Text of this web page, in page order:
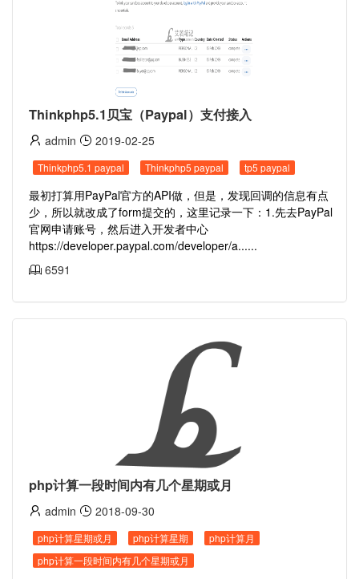
Thinkphp5.1贝宝（Paypal）支付接入
admin 2019-02-25
Thinkphp5.1 paypal Thinkphp5 paypal tp5 paypal
最初打算用PayPal官方的API做，但是，发现回调的信息有点
少，所以就改成了form提交的，这里记录一下：1.先去PayPal
官网申请账号，然后进入开发者中心
https://developer.paypal.com/developer/a......
6591
php计算一段时间内有几个星期或月
admin 2018-09-30
php计算星期或月 php计算星期
php计算月
php计算一段时间内有几个星期或月